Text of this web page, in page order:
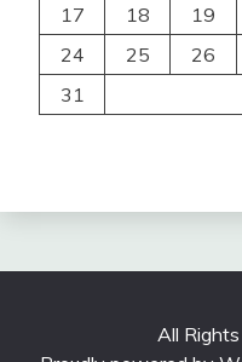
17
18 19
24
25 26
31
All